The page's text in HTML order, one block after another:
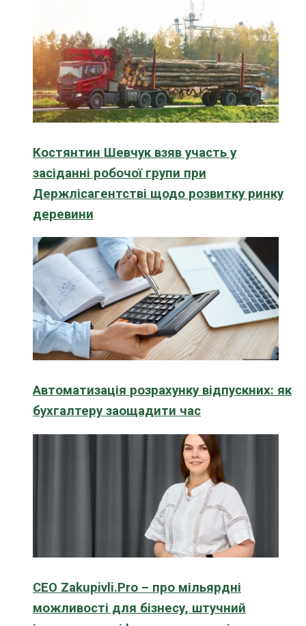
Костянтин Шевчук взяв участь у
засіданні робочої групи при
Держлісагентстві щодо розвитку ринку
деревини
Автоматизація розрахунку відпускних: як
бухгалтеру заощадити час
CEO Zakupivli.Pro – про мільярдні
можливості для бізнесу, штучний